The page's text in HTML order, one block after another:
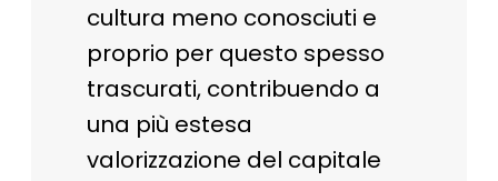
cultura meno conosciuti e
proprio per questo spesso
trascurati, contribuendo a
una più estesa
valorizzazione del capitale